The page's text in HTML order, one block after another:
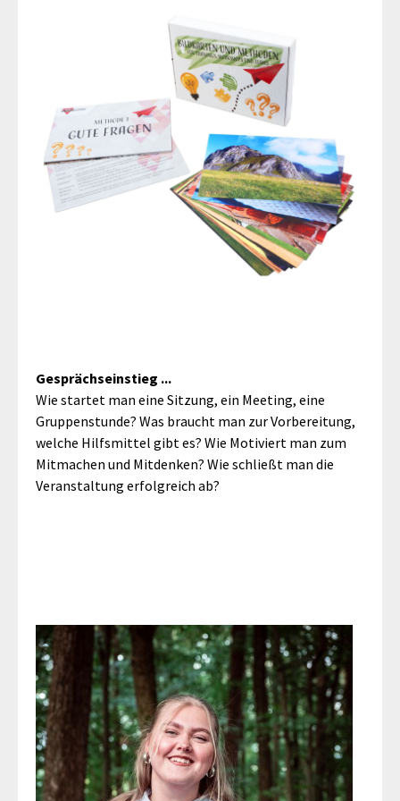
Gesprächseinstieg ...
Wie startet man eine Sitzung, ein Meeting, eine
Gruppenstunde? Was braucht man zur Vorbereitung,
welche Hilfsmittel gibt es? Wie Motiviert man zum
Mitmachen und Mitdenken? Wie schließt man die
Veranstaltung erfolgreich ab?